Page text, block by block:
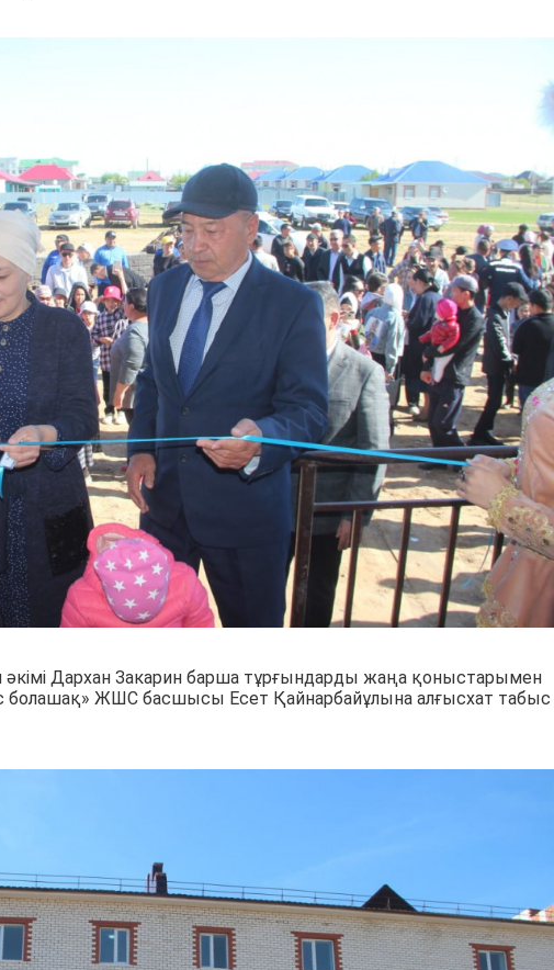
Дархан Закарин барша тұрғындарды жаңа қоныстарымен
болашақ» ЖШС басшысы Есет Қайнарбайұлына алғысхат табыс